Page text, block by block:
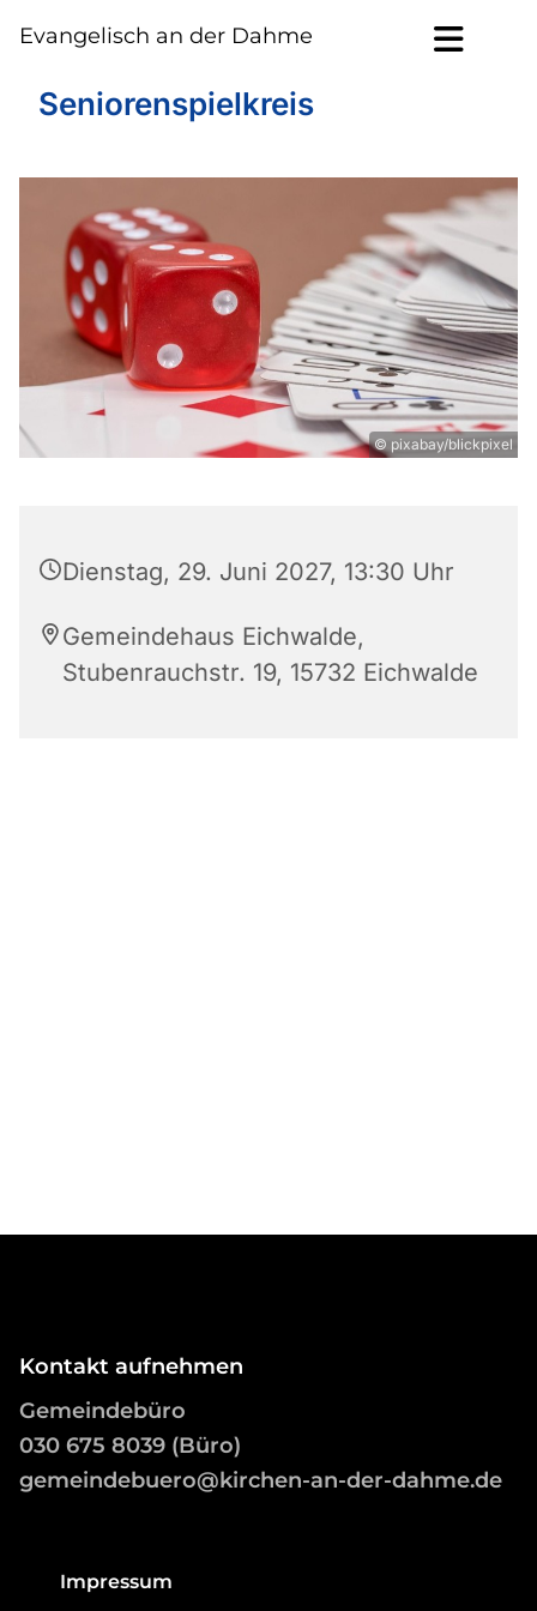
Evangelisch an der Dahme
Seniorenspielkreis
© pixabay/blickpixel
Dienstag, 29. Juni 2027, 13:30 Uhr
Gemeindehaus Eichwalde,
Stubenrauchstr. 19, 15732 Eichwalde
Kontakt aufnehmen
Gemeindebüro
030 675 8039 (Büro)
gemeindebuero@kirchen-an-der-dahme.de
Impressum